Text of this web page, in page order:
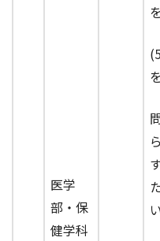
医学
部・保
健学科